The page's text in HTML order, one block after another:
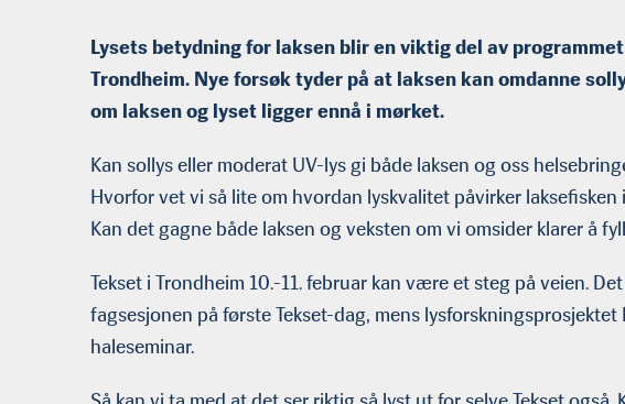
Lysets betydning for laksen blir en viktig del av
Trondheim. Nye forsøk tyder på at laksen kan omdanne
om laksen og lyset ligger ennå i mørket.
Kan sollys eller moderat UV-lys gi både laksen og oss
Hvorfor vet vi så lite om hvordan lyskvalitet påvirker laksefisken
Kan det gagne både laksen og veksten om vi omsider klarer å
Tekset i Trondheim 10.-11. februar kan være et steg på veien.
fagsesjonen på første Tekset-dag, mens
haleseminar.